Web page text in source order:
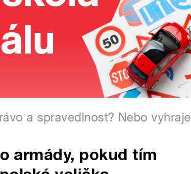
a spravedlnost? Nebo vyhraje
armády, pokud tím